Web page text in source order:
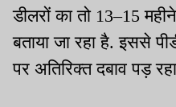
डीलरों का तो 13–15
बताया जा रहा है. इससे
पर अतिरिक्त दबाव पड़